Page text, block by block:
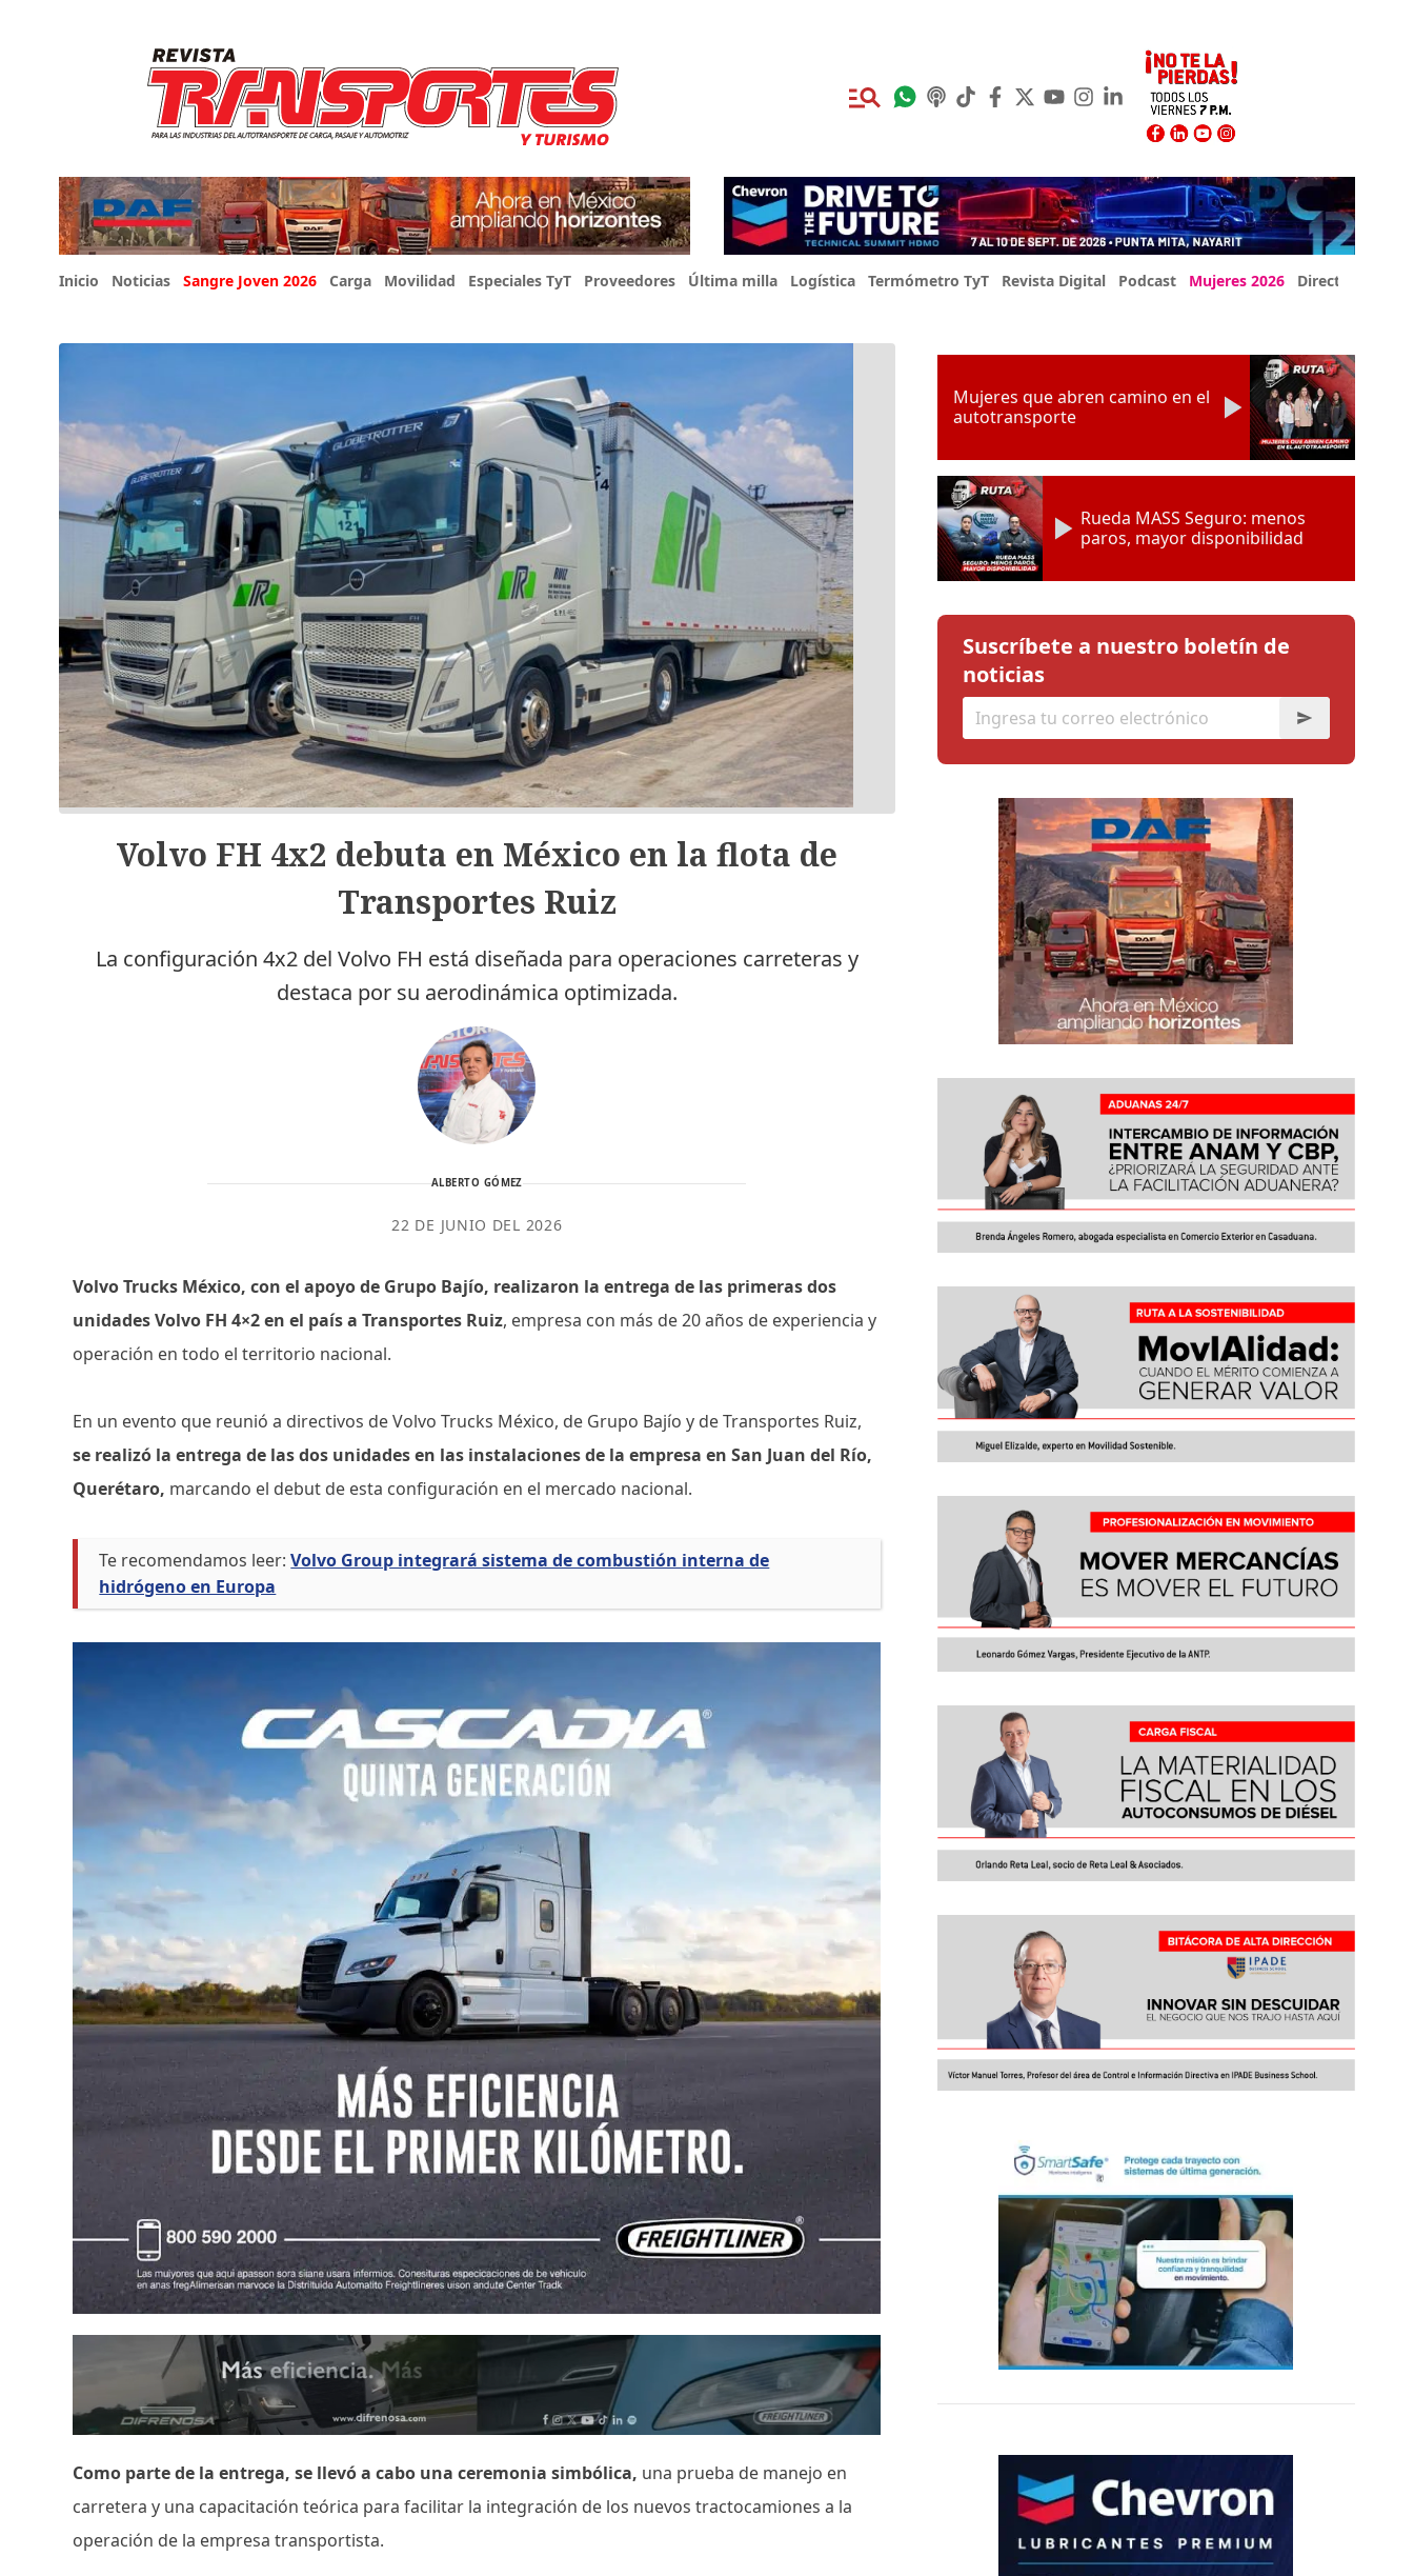
Inicio Noticias Sangre Joven 2026 Carga Movilidad Especiales TyT Proveedores Última milla Logística Termómetro TyT Revista Digital Podcast Mujeres 2026 Directorio Expo
Volvo FH 4x2 debuta en México en la flota de
Transportes Ruiz
La configuración 4x2 del Volvo FH está diseñada para operaciones carreteras y
destaca por su aerodinámica optimizada.
ALBERTO GÓMEZ
22 DE JUNIO DEL 2026
Volvo Trucks México, con el apoyo de Grupo Bajío, realizaron la entrega de las primeras dos
unidades Volvo FH 4×2 en el país a Transportes Ruiz, empresa con más de 20 años de experiencia y
operación en todo el territorio nacional.
En un evento que reunió a directivos de Volvo Trucks México, de Grupo Bajío y de Transportes Ruiz,
se realizó la entrega de las dos unidades en las instalaciones de la empresa en San Juan del Río,
Querétaro, marcando el debut de esta configuración en el mercado nacional.
Te recomendamos leer: Volvo Group integrará sistema de combustión interna de
hidrógeno en Europa
Como parte de la entrega, se llevó a cabo una ceremonia simbólica, una prueba de manejo en
carretera y una capacitación teórica para facilitar la integración de los nuevos tractocamiones a la
operación de la empresa transportista.
Mujeres que abren camino en el
autotransporte
Rueda MASS Seguro: menos
paros, mayor disponibilidad
Suscríbete a nuestro boletín de
noticias